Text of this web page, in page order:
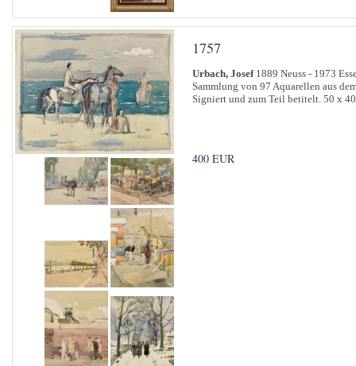
1757
Urbach, Josef1889 Neuss - 1973
Sammlung von 97 Aquarellen aus
Signiert und zum Teil betitelt. 50 x
400 EUR